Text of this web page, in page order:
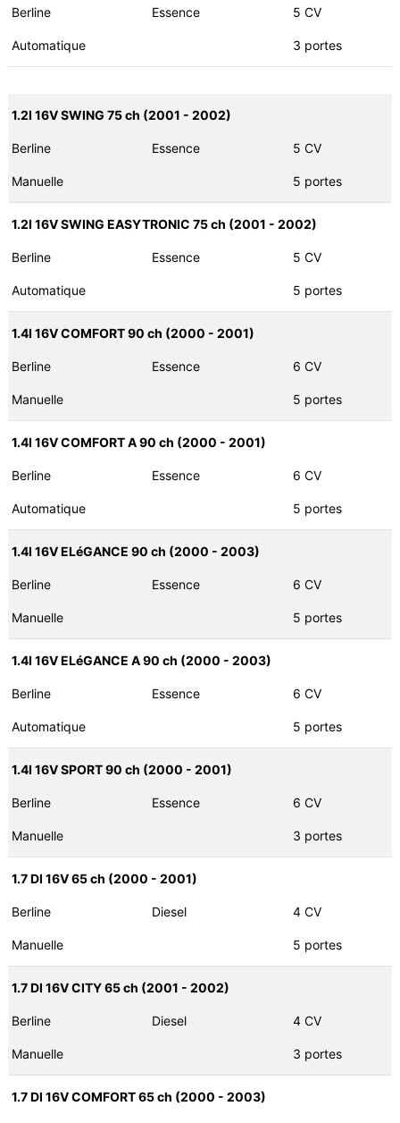
Berline Essence 5 CV
Automatique 3 portes
1.2I 16V SWING 75 ch (2001 - 2002)
Berline Essence 5 CV
Manuelle 5 portes
1.2I 16V SWING EASYTRONIC 75 ch (2001 - 2002)
Berline Essence 5 CV
Automatique 5 portes
1.4I 16V COMFORT 90 ch (2000 - 2001)
Berline Essence 6 CV
Manuelle 5 portes
1.4I 16V COMFORT A 90 ch (2000 - 2001)
Berline Essence 6 CV
Automatique 5 portes
1.4I 16V ELéGANCE 90 ch (2000 - 2003)
Berline Essence 6 CV
Manuelle 5 portes
1.4I 16V ELéGANCE A 90 ch (2000 - 2003)
Berline Essence 6 CV
Automatique 5 portes
1.4I 16V SPORT 90 ch (2000 - 2001)
Berline Essence 6 CV
Manuelle 3 portes
1.7 DI 16V 65 ch (2000 - 2001)
Berline Diesel 4 CV
Manuelle 5 portes
1.7 DI 16V CITY 65 ch (2001 - 2002)
Berline Diesel 4 CV
Manuelle 3 portes
1.7 DI 16V COMFORT 65 ch (2000 - 2003)